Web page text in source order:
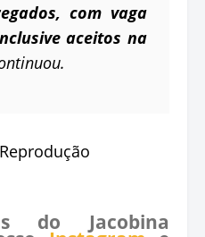
com vaga
aceitos na
do Jacobina